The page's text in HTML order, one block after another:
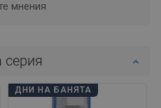
мнения
серия
ДНИ НА БАНЯТА